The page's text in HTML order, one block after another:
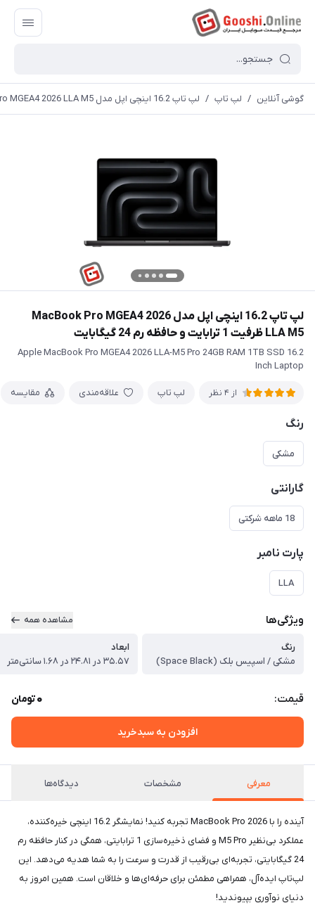
گوشی آنلاین / لپ تاپ / لپ تاپ 16.2 اینچی اپل مدل MacBook Pro MGEA4 2026 LLA M5 ظرفیت 1 ترابایت و حافظه رم 24 گیگابایت
لپ تاپ 16.2 اینچی اپل مدل MacBook Pro MGEA4 2026
LLA M5 ظرفیت 1 ترابایت و حافظه رم 24 گیگابایت
Apple MacBook Pro MGEA4 2026 LLA-M5 Pro 24GB RAM 1TB SSD 16.2
Inch Laptop
از 4 نظر لپ تاپ علاقه‌مندی مقایسه
رنگ
مشکی
گارانتی
18 ماهه شرکتی
پارت نامبر
LLA
ویژگی‌ها مشاهده همه
رنگ
مشکی / اسپیس بلک (Space Black)
ابعاد
۳۵.۵۷ در ۲۴.۸۱ در ۱.۶۸ سانتی‌متر
قیمت: 0تومان
افزودن به سبدخرید
معرفی مشخصات دیدگاه‌ها
آینده را با MacBook Pro 2026 تجربه کنید! نمایشگر 16.2 اینچی خیره‌کننده،
عملکرد بی‌نظیر M5 Pro و فضای ذخیره‌سازی 1 ترابایتی، همگی در کنار حافظه رم
24 گیگابایتی، تجربه‌ای بی‌رقیب از قدرت و سرعت را به شما هدیه می‌دهد. این
لپ‌تاپ ایده‌آل، همراهی مطمئن برای حرفه‌ای‌ها و خلاقان است. همین امروز به
دنیای نوآوری بپیوندید!